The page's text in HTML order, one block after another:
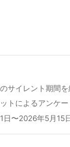
サイレント期間
トによるアンケ
日〜2026年5月15